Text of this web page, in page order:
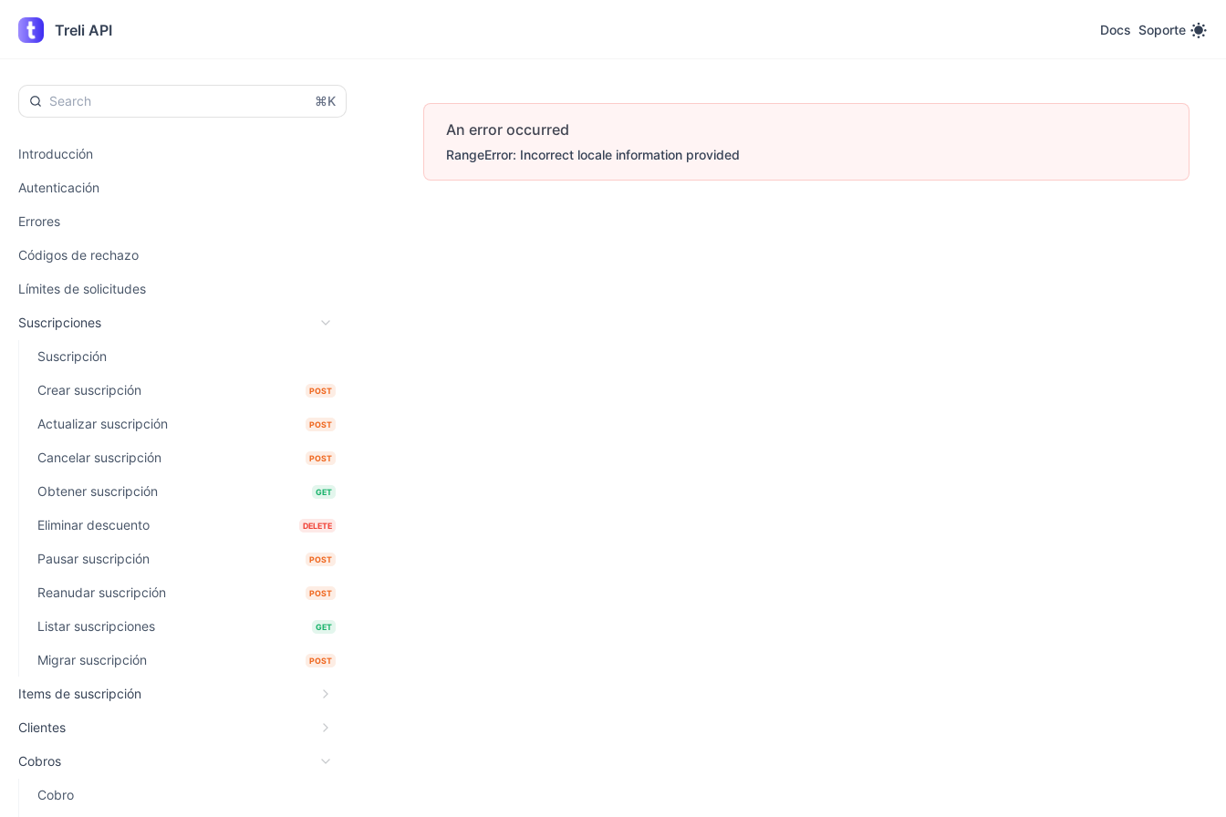
Treli API Docs Soporte
⌘K
Introducción
Autenticación
Errores
Códigos de rechazo
Límites de solicitudes
Suscripciones
Suscripción
Crear suscripción POST
Actualizar suscripción POST
Cancelar suscripción POST
Obtener suscripción GET
Eliminar descuento DELETE
Pausar suscripción POST
Reanudar suscripción POST
Listar suscripciones GET
Migrar suscripción POST
Items de suscripción
Clientes
Cobros
Cobro
An error occurred
RangeError: Incorrect locale information provided